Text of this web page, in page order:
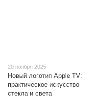
20 ноября 2025
Новый логотип Apple TV:
практическое искусство
стекла и света